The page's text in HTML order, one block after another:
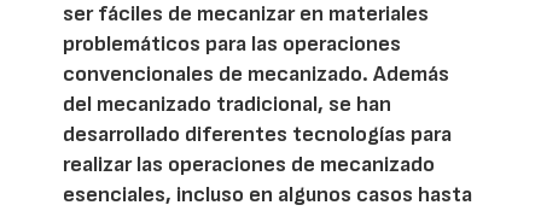
ser fáciles de mecanizar en materiales
problemáticos para las operaciones
convencionales de mecanizado. Además
del mecanizado tradicional, se han
desarrollado diferentes tecnologías para
realizar las operaciones de mecanizado
esenciales, incluso en algunos casos hasta